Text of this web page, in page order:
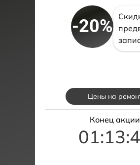
-20%
Цены на
Конец акции